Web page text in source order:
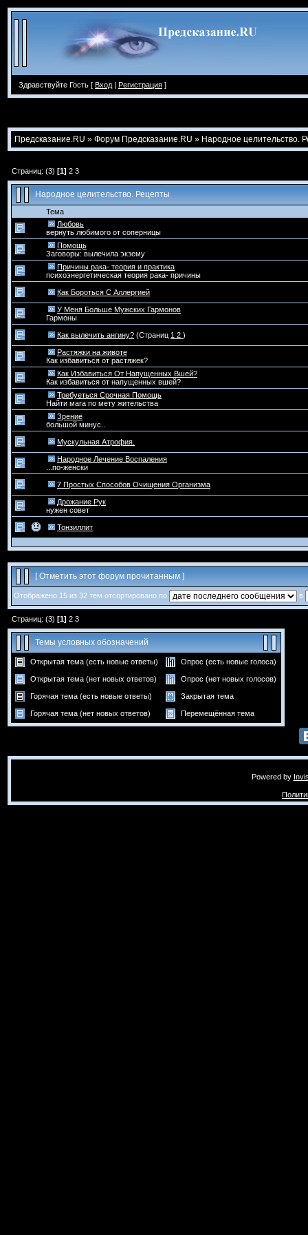
Здравствуйте Гость [ Вход | Регистрация ]
Предсказание.RU » Форум Предсказание.RU » Народное целительство.
Страниц: (3) [1] 2 3
Народное целительство. Рецепты
Тема
Любовь
вернуть любимого от соперницы
Помощь
Заговоры: вылечила экзему
Причины рака- теория и практика
психоэнергетическая теория рака- причины
Как Бороться С Аллергией
У Меня Больше Мужских Гармонов
Гармоны
Как вылечить ангину? (Страниц 1 2 )
Растяжки на животе
Как избавиться от растяжек?
Как Избавиться От Напущенных Вшей?
Как избавиться от напущенных вшей?
Требуеться Срочная Помощь
Найти мага по мету жительства
Зрение
большой минус..
Мускульная Атрофия.
Народное Лечение Воспаления
...по-женски
7 Простых Способов Очищения Организма
Дрожание Рук
нужен совет
Тонзиллит
[Отметить этот форум прочитанным ]
Отображено 15 из 32 тем отсортировано по в
Страниц: (3) [1] 2 3
Темы условных обозначений
Открытая тема (есть новые ответы) Опрос (есть новые голоса)
Открытая тема (нет новых ответов) Опрос (нет новых голосов)
Горячая тема (есть новые ответы) Закрытая тема
Горячая тема (нет новых ответов) Перемещённая тема
Powered by